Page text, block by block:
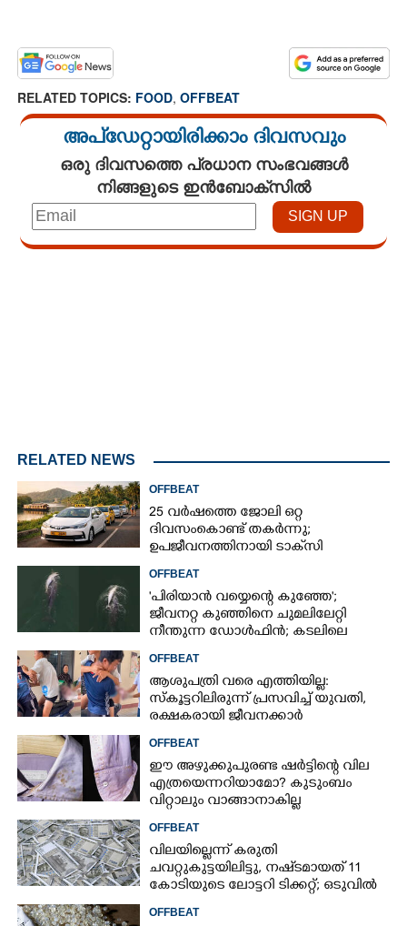
RELATED TOPICS: FOOD, OFFBEAT
അപ്ഡേറ്റായിരിക്കാം ദിവസവും
ഒരു ദിവസത്തെ പ്രധാന സംഭവങ്ങൾ
നിങ്ങളുടെ ഇൻബോക്സിൽ
RELATED NEWS
OFFBEAT
25 വർഷത്തെ ജോലി ഒറ്റ
ദിവസംകൊണ്ട് തകർന്നു;
ഉപജീവനത്തിനായി ടാക്‌സി
യുവതി
OFFBEAT
'പിരിയാൻ വയ്യെന്റെ കുഞ്ഞേ';
ജീവനറ്റ കുഞ്ഞിനെ ചുമലിലേറ്റി
നീന്തുന്ന ഡോൾഫിൻ; കടലിലെ
OFFBEAT
ആശുപത്രി വരെ എത്തിയില്ല:
സ്കൂട്ടറിലിരുന്ന് പ്രസവിച്ച് യുവതി,
രക്ഷകരായി ജീവനക്കാർ
OFFBEAT
ഈ അഴുക്കുപുരണ്ട ഷർട്ടിന്റെ വില
എത്രയെന്നറിയാമോ? കുടുംബം
വിറ്റാലും വാങ്ങാനാകില്ല
OFFBEAT
വിലയില്ലെന്ന് കരുതി
ചവറ്റുകുട്ടയിലിട്ടു, നഷ്‌ടമായത് 11
കോടിയുടെ ലോട്ടറി ടിക്കറ്റ്; ഒടുവിൽ
OFFBEAT